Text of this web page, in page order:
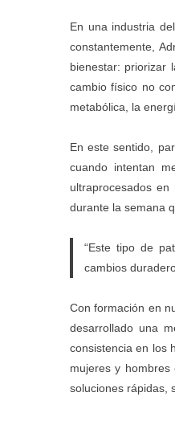
En una industria
constantemente,
bienestar: priorizar
cambio físico no
metabólica, la
En este sentido,
cuando intentan
ultraprocesados
durante la semana
“Este tipo de
cambios
Con formación en
desarrollado una
consistencia en los
mujeres y
soluciones rápidas,